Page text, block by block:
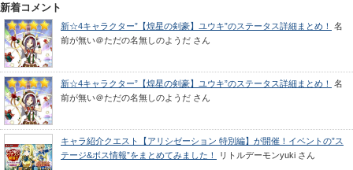
新着コメント
新☆4キャラクター”【煌星の剣豪】ユウキ”のステータス詳細まとめ！
名
前が無い＠ただの名無しのようだ さん
新☆4キャラクター”【煌星の剣豪】ユウキ”のステータス詳細まとめ！
名
前が無い＠ただの名無しのようだ さん
キャラ紹介クエスト【アリシゼーション 特別編】が開催！イベントの”ス
テージ&ボス情報”をまとめてみました！
リトルデーモンyuki さん